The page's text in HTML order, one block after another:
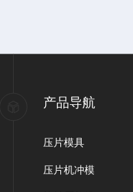
产品导航
压片模具
压片机冲模